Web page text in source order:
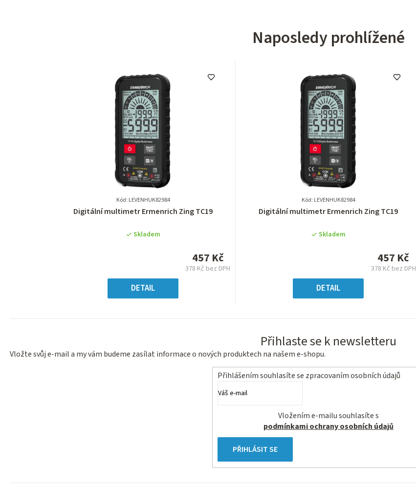
Naposledy prohlížené
Kód: LEVENHUK82984
Průměrné
produktu
5
hvězdiček.
Digitální multimetr Ermenrich Zing TC19
Skladem
457 Kč
378 Kč bez DPH
DETAIL
Kód: LEVENHUK82984
Průměrné
produktu
5
hvězdiček.
Digitální multimetr Ermenrich Zing TC19
Skladem
457 Kč
378 Kč bez DPH
DETAIL
Přihlaste se k newsletteru
Vložte svůj e-mail a my vám budeme zasílat informace o nových produktech na našem e-shopu.
Přihlášením souhlasíte se zpracovaním osobních údajů
podmínkami ochrany osobních údajů
PŘIHLÁSIT SE